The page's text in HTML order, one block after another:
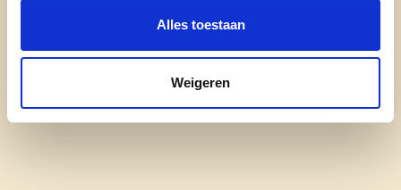
Alles toestaan
Weigeren
cd&v Pepingen